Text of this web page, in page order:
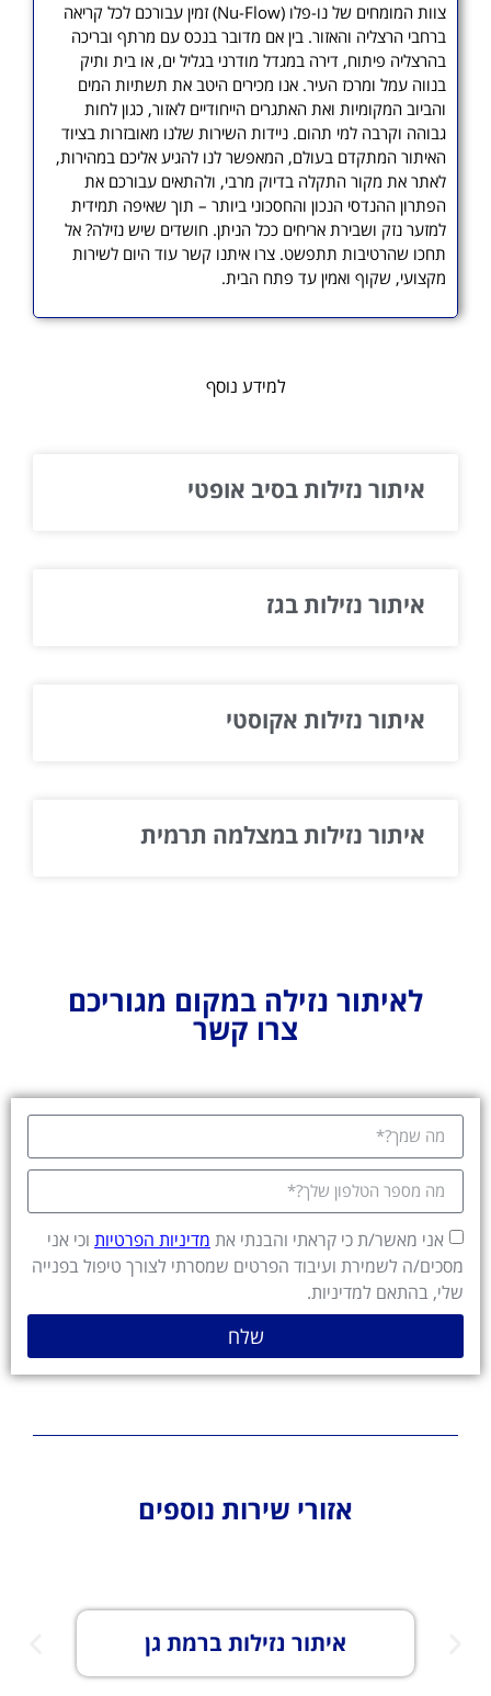
צוות המומחים של נו-פלו (Nu-Flow) זמין עבורכם לכל קריאה
ברחבי הרצליה והאזור. בין אם מדובר בנכס עם מרתף ובריכה
בהרצליה פיתוח, דירה במגדל מודרני בגליל ים, או בית ותיק
בנווה עמל ומרכז העיר. אנו מכירים היטב את תשתיות המים
והביוב המקומיות ואת האתגרים הייחודיים לאזור, כגון לחות
גבוהה וקרבה למי תהום. ניידות השירות שלנו מאובזרות בציוד
האיתור המתקדם בעולם, המאפשר לנו להגיע אליכם במהירות,
לאתר את מקור התקלה בדיוק מרבי, ולהתאים עבורכם את
הפתרון ההנדסי הנכון והחסכוני ביותר – תוך שאיפה תמידית
למזער נזק ושבירת אריחים ככל הניתן. חושדים שיש נזילה? אל
תחכו שהרטיבות תתפשט. צרו איתנו קשר עוד היום לשירות
מקצועי, שקוף ואמין עד פתח הבית.
למידע נוסף
איתור נזילות בסיב אופטי
איתור נזילות בגז
איתור נזילות אקוסטי
איתור נזילות במצלמה תרמית
לאיתור נזילה במקום מגוריכם
צרו קשר
אני מאשר/ת כי קראתי והבנתי את מדיניות הפרטיות וכי אני
מסכים/ה לשמירת ועיבוד הפרטים שמסרתי לצורך טיפול בפנייה
שלי, בהתאם למדיניות.
שלח
אזורי שירות נוספים
איתור נזילות בנתניה